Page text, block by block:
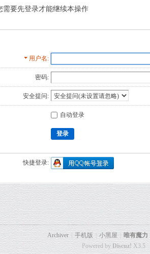
需要先登录才能继续本操作
用户名
密码:
安全提问:
自动登录
登录
快捷登录:
Archiver | 手机版 | 小黑屋 | 唯有魔力
Powered byDiscuz! X3.5